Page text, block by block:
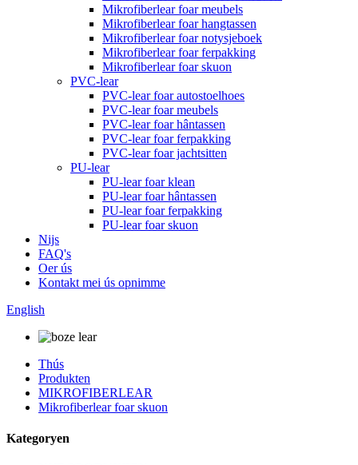
Mikrofiberlear foar meubels
Mikrofiberlear foar hangtassen
Mikrofiberlear foar notysjeboek
Mikrofiberlear foar ferpakking
Mikrofiberlear foar skuon
PVC-lear
PVC-lear foar autostoelhoes
PVC-lear foar meubels
PVC-lear foar hântassen
PVC-lear foar ferpakking
PVC-lear foar jachtsitten
PU-lear
PU-lear foar klean
PU-lear foar hântassen
PU-lear foar ferpakking
PU-lear foar skuon
Nijs
FAQ's
Oer ús
Kontakt mei ús opnimme
English
Thús
Produkten
MIKROFIBERLEAR
Mikrofiberlear foar skuon
Kategoryen